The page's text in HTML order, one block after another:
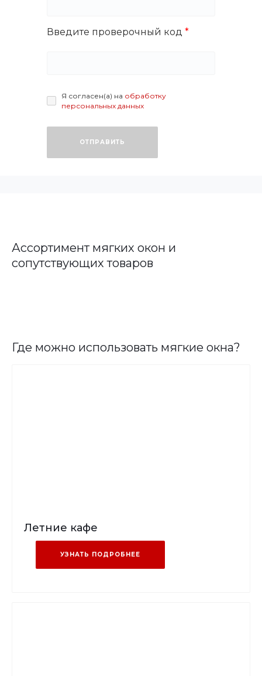
Введите проверочный код
Я согласен(а) на обработку
персональных данных
ОТПРАВИТЬ
Ассортимент мягких окон и
сопутствующих товаров
Где можно использовать мягкие окна?
Летние кафе
УЗНАТЬ ПОДРОБНЕЕ